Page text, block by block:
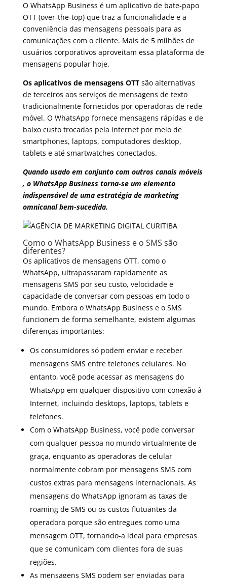
O WhatsApp Business é um aplicativo de bate-papo
OTT (over-the-top) que traz a funcionalidade e a
conveniência das mensagens pessoais para as
comunicações com o cliente. Mais de 5 milhões de
usuários corporativos aproveitam essa plataforma de
mensagens popular hoje.
Os aplicativos de mensagens OTT são alternativas
de terceiros aos serviços de mensagens de texto
tradicionalmente fornecidos por operadoras de rede
móvel. O WhatsApp fornece mensagens rápidas e de
baixo custo trocadas pela internet por meio de
smartphones, laptops, computadores desktop,
tablets e até smartwatches conectados.
Quando usado em conjunto com outros canais móveis
, o WhatsApp Business torna-se um elemento
indispensável de uma estratégia de marketing
omnicanal bem-sucedida.
Como o WhatsApp Business e o SMS são
diferentes?
Os aplicativos de mensagens OTT, como o
WhatsApp, ultrapassaram rapidamente as
mensagens SMS por seu custo, velocidade e
capacidade de conversar com pessoas em todo o
mundo. Embora o WhatsApp Business e o SMS
funcionem de forma semelhante, existem algumas
diferenças importantes:
Os consumidores só podem enviar e receber
mensagens SMS entre telefones celulares. No
entanto, você pode acessar as mensagens do
WhatsApp em qualquer dispositivo com conexão à
Internet, incluindo desktops, laptops, tablets e
telefones.
Com o WhatsApp Business, você pode conversar
com qualquer pessoa no mundo virtualmente de
graça, enquanto as operadoras de celular
normalmente cobram por mensagens SMS com
custos extras para mensagens internacionais. As
mensagens do WhatsApp ignoram as taxas de
roaming de SMS ou os custos flutuantes da
operadora porque são entregues como uma
mensagem OTT, tornando-a ideal para empresas
que se comunicam com clientes fora de suas
regiões.
As mensagens SMS podem ser enviadas para